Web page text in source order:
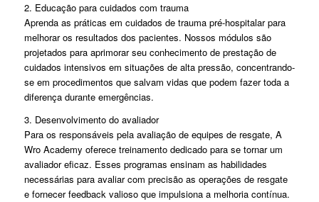
2. Educação para cuidados com trauma
Aprenda as práticas em cuidados de trauma pré-hospitalar para
melhorar os resultados dos pacientes. Nossos módulos são
projetados para aprimorar seu conhecimento de prestação de
cuidados intensivos em situações de alta pressão, concentrando-
se em procedimentos que salvam vidas que podem fazer toda a
diferença durante emergências.
3. Desenvolvimento do avaliador
Para os responsáveis ​​pela avaliação de equipes de resgate, A
Wro Academy oferece treinamento dedicado para se tornar um
avaliador eficaz. Esses programas ensinam as habilidades
necessárias para avaliar com precisão as operações de resgate
e fornecer feedback valioso que impulsiona a melhoria contínua.